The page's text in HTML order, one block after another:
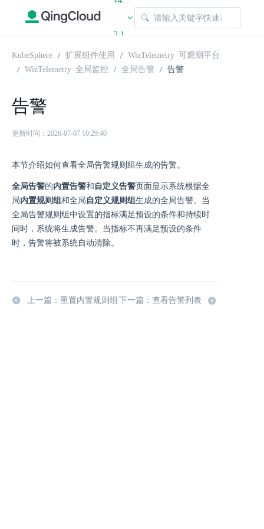
|
2.1
KubeSphere 扩展组件使用
WizTelemetry 可观测平台
WizTelemetry 全局监控
全局告警 告警
告警
更新时间：2026-07-07 10:29:40
本节介绍如何查看全局告警规则组生成的告警。
全局告警的内置告警和 自定义告警页面显示系统根据全
局内置规则组和全局 自定义规则组生成的全局告警。当
全局告警规则组中设置的指标满足预设的条件和持续时
间时，系统将生成告警。当指标不再满足预设的条件
时，告警将被系统自动清除。
上一篇：重置内置规则组 下一篇：查看告警列表